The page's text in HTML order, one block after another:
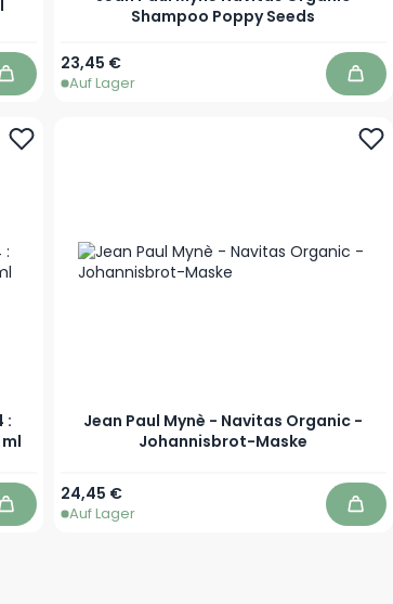
In den Warenkorb
Shampoo Poppy Seeds
Ab
23,45 €
Auf Lager In
:
In den Warenkorb
Jean Paul Mynè - Navitas Organic -
Johannisbrot-Maske
Ab
24,45 €
Auf Lager In